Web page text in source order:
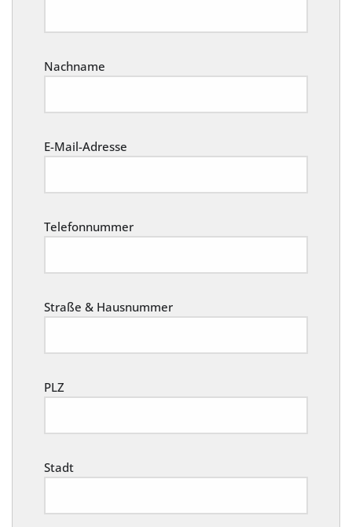
Nachname
E-Mail-Adresse
Telefonnummer
Straße & Hausnummer
PLZ
Stadt